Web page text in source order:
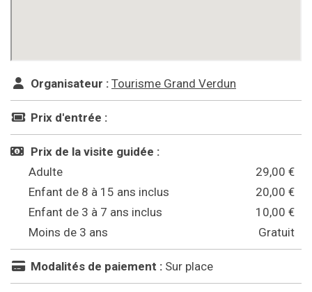
Organisateur : Tourisme Grand Verdun
Prix d'entrée :
Prix de la visite guidée :
Adulte
29,00 €
Enfant de 8 à 15 ans inclus
20,00 €
Enfant de 3 à 7 ans inclus
10,00 €
Moins de 3 ans
Gratuit
Modalités de paiement : Sur place